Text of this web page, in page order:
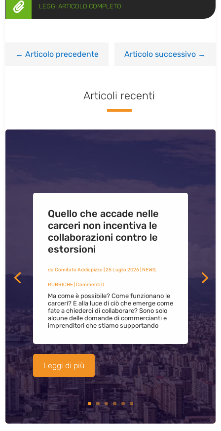
 LEGGI ARTICOLO COMPLETO
←Articolo precedente Articolo successivo→
Articoli recenti
Quello che accade nelle
carceri non incentiva le
collaborazioni contro le
estorsioni
da Comitato Addiopizzo| 25 Luglio 2026| NEWS,
RUBRICHE| Commenti 0
Ma come è possibile? Come funzionano le
carceri? E alla luce di ciò che emerge come
fate a chiederci di collaborare? Sono solo
alcune delle domande di commercianti e
imprenditori che stiamo supportando
Leggi di più